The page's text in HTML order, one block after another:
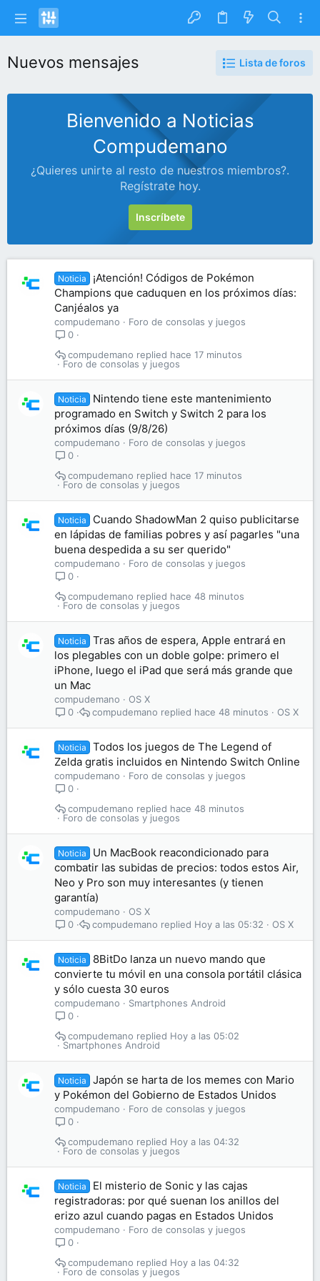
Nuevos mensajes Lista de foros
Bienvenido a Noticias
Compudemano
¿Quieres unirte al resto de nuestros miembros?.
Regístrate hoy.
Inscríbete
Noticia
¡Atención! Códigos de Pokémon
Champions que caduquen en los próximos días:
Canjéalos ya
compudemano
Foro de consolas y juegos
0
Foro de consolas y juegos
hace 17 minutos
compudemano
Noticia
Nintendo tiene este mantenimiento
programado en Switch y Switch 2 para los
próximos días (9/8/26)
compudemano
Foro de consolas y juegos
0
Foro de consolas y juegos
hace 17 minutos
compudemano
Noticia
Cuando ShadowMan 2 quiso publicitarse
en lápidas de familias pobres y así pagarles "una
buena despedida a su ser querido"
compudemano
Foro de consolas y juegos
0
Foro de consolas y juegos
hace 48 minutos
compudemano
Noticia
Tras años de espera, Apple entrará en
los plegables con un doble golpe: primero el
iPhone, luego el iPad que será más grande que
un Mac
compudemano
OS X
0
OS X
hace 48 minutos
compudemano
Noticia
Todos los juegos de The Legend of
Zelda gratis incluidos en Nintendo Switch Online
compudemano
Foro de consolas y juegos
0
Foro de consolas y juegos
hace 48 minutos
compudemano
Noticia
Un MacBook reacondicionado para
combatir las subidas de precios: todos estos Air,
Neo y Pro son muy interesantes (y tienen
garantía)
compudemano
OS X
0
OS X
Hoy a las 05:32
compudemano
Noticia
8BitDo lanza un nuevo mando que
convierte tu móvil en una consola portátil clásica
y sólo cuesta 30 euros
compudemano
Smartphones Android
0
Smartphones Android
Hoy a las 05:02
compudemano
Noticia
Japón se harta de los memes con Mario
y Pokémon del Gobierno de Estados Unidos
compudemano
Foro de consolas y juegos
0
Foro de consolas y juegos
Hoy a las 04:32
compudemano
Noticia
El misterio de Sonic y las cajas
registradoras: por qué suenan los anillos del
erizo azul cuando pagas en Estados Unidos
compudemano
Foro de consolas y juegos
0
Foro de consolas y juegos
Hoy a las 04:32
compudemano